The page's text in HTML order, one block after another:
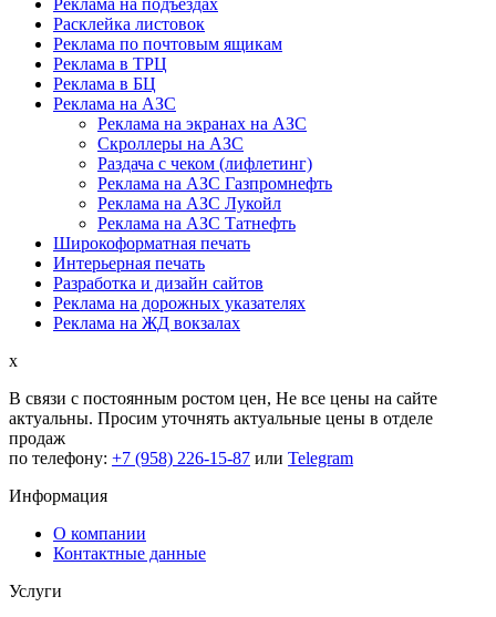
Расклейка листовок
Реклама по почтовым ящикам
Реклама в ТРЦ
Реклама в БЦ
Реклама на АЗС
Реклама на экранах на АЗС
Скроллеры на АЗС
Раздача с чеком (лифлетинг)
Реклама на АЗС Газпромнефть
Реклама на АЗС Лукойл
Реклама на АЗС Татнефть
Широкоформатная печать
Интерьерная печать
Разработка и дизайн сайтов
Реклама на дорожных указателях
Реклама на ЖД вокзалах
x
В связи с постоянным ростом цен, Не все цены на сайте
актуальны. Просим уточнять актуальные цены в отделе
продаж
по телефону: +7 (958) 226-15-87 или Telegram
Информация
О компании
Контактные данные
Услуги